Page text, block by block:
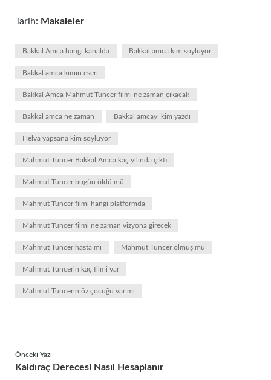
Tarih: Makaleler
Bakkal Amca hangi kanalda Bakkal amca kim soyluyor
Bakkal amca kimin eseri
Bakkal Amca Mahmut Tuncer filmi ne zaman çıkacak
Bakkal amca ne zaman Bakkal amcayı kim yazdı
Helva yapsana kim söylüyor
Mahmut Tuncer Bakkal Amca kaç yılında çıktı
Mahmut Tuncer bugün öldü mü
Mahmut Tuncer filmi hangi platformda
Mahmut Tuncer filmi ne zaman vizyona girecek
Mahmut Tuncer hasta mı Mahmut Tuncer ölmüş mü
Mahmut Tuncerin kaç filmi var
Mahmut Tuncerin öz çocuğu var mı
Önceki Yazı
Kaldıraç Derecesi Nasıl Hesaplanır